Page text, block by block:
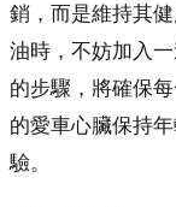
銷，而是維持其
油時，不妨加入
的步驟，將確保
的愛車心臟保持
驗。